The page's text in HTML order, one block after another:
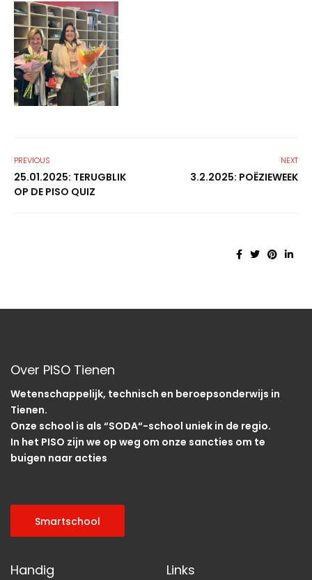
PREVIOUS
25.01.2025: TERUGBLIK
OP DE PISO QUIZ
NEXT
3.2.2025: POËZIEWEEK
Over PISO Tienen
Wetenschappelijk, technisch en beroepsonderwijs in
Tienen.
Onze school is als “SODA“-school uniek in de regio.
In het PISO zijn we op weg om onze sancties om te
buigen naar acties
Smartschool
Handig Links